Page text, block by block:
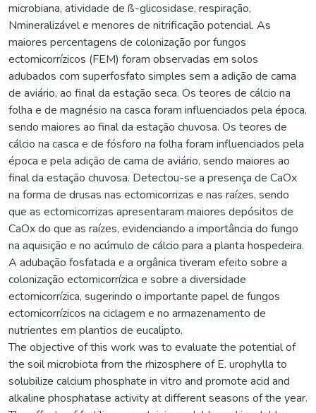
microbiana, atividade de ß-glicosidase, respiração,
Nmineralizável e menores de nitrificação potencial. As
maiores percentagens de colonização por fungos
ectomicorrízicos (FEM) foram observadas em solos
adubados com superfosfato simples sem a adição de cama
de aviário, ao final da estação seca. Os teores de cálcio na
folha e de magnésio na casca foram influenciados pela época,
sendo maiores ao final da estação chuvosa. Os teores de
cálcio na casca e de fósforo na folha foram influenciados pela
época e pela adição de cama de aviário, sendo maiores ao
final da estação chuvosa. Detectou-se a presença de CaOx
na forma de drusas nas ectomicorrizas e nas raízes, sendo
que as ectomicorrizas apresentaram maiores depósitos de
CaOx do que as raízes, evidenciando a importância do fungo
na aquisição e no acúmulo de cálcio para a planta hospedeira.
A adubação fosfatada e a orgânica tiveram efeito sobre a
colonização ectomicorrízica e sobre a diversidade
ectomicorrízica, sugerindo o importante papel de fungos
ectomicorrízicos na ciclagem e no armazenamento de
nutrientes em plantios de eucalipto.
The objective of this work was to evaluate the potential of
the soil microbiota from the rhizosphere of E. urophylla to
solubilize calcium phosphate in vitro and promote acid and
alkaline phosphatase activity at different seasons of the year.